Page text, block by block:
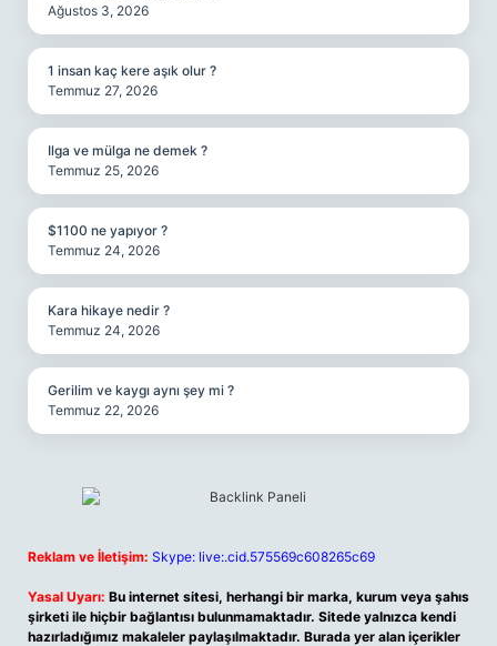
Ağustos 3, 2026
1 insan kaç kere aşık olur ?
Temmuz 27, 2026
Ilga ve mülga ne demek ?
Temmuz 25, 2026
$1100 ne yapıyor ?
Temmuz 24, 2026
Kara hikaye nedir ?
Temmuz 24, 2026
Gerilim ve kaygı aynı şey mi ?
Temmuz 22, 2026
Reklam ve İletişim: Skype: live:.cid.575569c608265c69
Yasal Uyarı: Bu internet sitesi, herhangi bir marka, kurum veya şahıs
şirketi ile hiçbir bağlantısı bulunmamaktadır. Sitede yalnızca kendi
hazırladığımız makaleler paylaşılmaktadır. Burada yer alan içerikler